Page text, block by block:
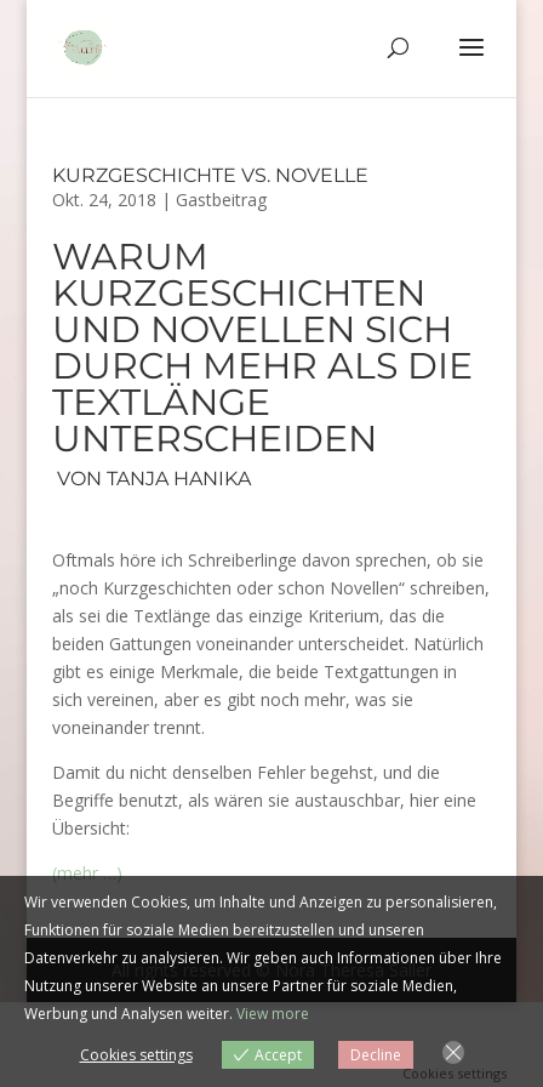
KURZGESCHICHTE VS. NOVELLE
Okt. 24, 2018 | Gastbeitrag
WARUM
KURZGESCHICHTEN
UND NOVELLEN SICH
DURCH MEHR ALS DIE
TEXTLÄNGE
UNTERSCHEIDEN
VON TANJA HANIKA
Oftmals höre ich Schreiberlinge davon sprechen, ob sie
„noch Kurzgeschichten oder schon Novellen“ schreiben,
als sei die Textlänge das einzige Kriterium, das die
beiden Gattungen voneinander unterscheidet. Natürlich
gibt es einige Merkmale, die beide Textgattungen in
sich vereinen, aber es gibt noch mehr, was sie
voneinander trennt.
Damit du nicht denselben Fehler begehst, und die
Begriffe benutzt, als wären sie austauschbar, hier eine
Übersicht:
(mehr …)
All rights reserved © Nora Theresa Saller
Wir verwenden Cookies, um Inhalte und Anzeigen zu personalisieren,
Funktionen für soziale Medien bereitzustellen und unseren
Datenverkehr zu analysieren. Wir geben auch Informationen über Ihre
Nutzung unserer Website an unsere Partner für soziale Medien,
Werbung und Analysen weiter. View more
Cookies settings
Accept Decline
Cookies settings